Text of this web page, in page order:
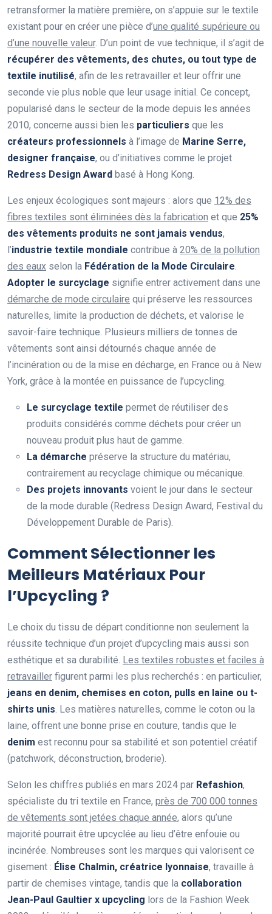
retransformer la matière première, on s’appuie sur le textile
existant pour en créer une pièce d’une qualité supérieure ou
d’une nouvelle valeur. D’un point de vue technique, il s’agit de
récupérer des vêtements, des chutes, ou tout type de
textile inutilisé, afin de les retravailler et leur offrir une
seconde vie plus noble que leur usage initial. Ce concept,
popularisé dans le secteur de la mode depuis les années
2010, concerne aussi bien les particuliers que les
créateurs professionnels à l’image de Marine Serre,
designer française, ou d’initiatives comme le projet
Redress Design Award basé à Hong Kong.
Les enjeux écologiques sont majeurs : alors que 12% des
fibres textiles sont éliminées dès la fabrication et que 25%
des vêtements produits ne sont jamais vendus,
l’industrie textile mondiale contribue à 20% de la pollution
des eaux selon la Fédération de la Mode Circulaire
Adopter le surcyclage signifie entrer activement dans une
démarche de mode circulaire qui préserve les ressources
naturelles, limite la production de déchets, et valorise le
savoir-faire technique. Plusieurs milliers de tonnes de
vêtements sont ainsi détournés chaque année de
l’incinération ou de la mise en décharge, en France ou à New
York, grâce à la montée en puissance de l’upcycling.
Le surcyclage textile permet de réutiliser des
produits considérés comme déchets pour créer un
nouveau produit plus haut de gamme.
La démarche préserve la structure du matériau,
contrairement au recyclage chimique ou mécanique.
Des projets innovants voient le jour dans le secteur
de la mode durable (Redress Design Award, Festival du
Développement Durable de Paris).
Comment Sélectionner les
Meilleurs Matériaux Pour
l’Upcycling ?
Le choix du tissu de départ conditionne non seulement la
réussite technique d’un projet d’upcycling mais aussi son
esthétique et sa durabilité. Les textiles robustes et faciles à
retravailler figurent parmi les plus recherchés : en particulier,
jeans en denim, chemises en coton, pulls en laine ou t-
shirts unis . Les matières naturelles, comme le coton ou la
laine, offrent une bonne prise en couture, tandis que le
denim est reconnu pour sa stabilité et son potentiel créatif
(patchwork, déconstruction, broderie).
Selon les chiffres publiés en mars 2024 par Refashion,
spécialiste du tri textile en France, près de 700 000 tonnes
de vêtements sont jetées chaque année, alors qu’une
majorité pourrait être upcyclée au lieu d’être enfouie ou
incinérée. Nombreuses sont les marques qui valorisent ce
gisement : Élise Chalmin, créatrice lyonnaise, travaille à
partir de chemises vintage, tandis que la collaboration
Jean-Paul Gaultier x upcycling lors de la Fashion Week